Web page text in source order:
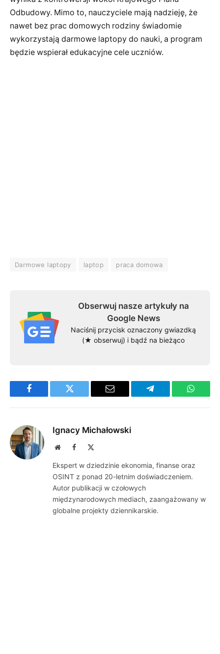
Odbudowy. Mimo to, nauczyciele mają nadzieję, że
nawet bez prac domowych rodziny świadomie
wykorzystają darmowe laptopy do nauki, a program
będzie wspierał edukacyjne cele uczniów.
Darmowe laptopy laptop praca domowa
Obserwuj nasze artykuły na
Google News
Naciśnij przycisk oznaczony gwiazdką
(★ obserwuj) i bądź na bieżąco
Facebook Twitter Email Telegram
Ignacy Michałowski
WebsiteFacebook
Ekspert w dziedzinie ekonomia, finanse oraz
OSINT z ponad 20-letnim doświadczeniem.
Autor publikacji w czołowych
międzynarodowych mediach, zaangażowany w
globalne projekty dziennikarskie.